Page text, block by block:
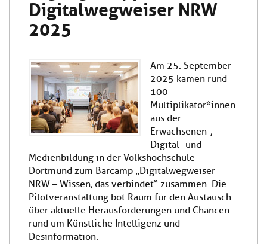
Digitalwegweiser NRW
2025
Am 25. September
2025 kamen rund
100
Multiplikator*innen
aus der
Erwachsenen-,
Digital- und
Medienbildung in der Volkshochschule
Dortmund zum Barcamp „Digitalwegweiser
NRW – Wissen, das verbindet“ zusammen. Die
Pilotveranstaltung bot Raum für den Austausch
über aktuelle Herausforderungen und Chancen
rund um Künstliche Intelligenz und
Desinformation.